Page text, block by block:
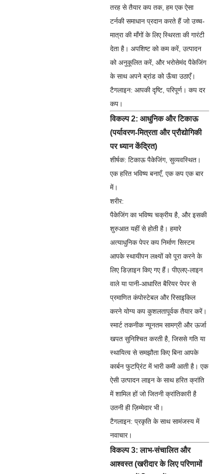
तरह से तैयार कप तक, हम एक ऐसा
टर्नकी समाधान प्रदान करते हैं जो उच्च-
मात्रा की माँगों के लिए स्थिरता की गारंटी
देता है। अपशिष्ट को कम करें, उत्पादन
को अनुकूलित करें, और भरोसेमंद पैकेजिंग
के साथ अपने ब्रांड को ऊँचा उठाएँ।
टैगलाइन: आपकी दृष्टि, परिपूर्ण। कप दर
कप।
विकल्प 2: आधुनिक और टिकाऊ
(पर्यावरण-मित्रता और प्रौद्योगिकी
पर ध्यान केंद्रित)
शीर्षक: टिकाऊ पैकेजिंग, सुव्यवस्थित।
एक हरित भविष्य बनाएँ, एक कप एक बार
में।
शरीर:
पैकेजिंग का भविष्य चक्रीय है, और इसकी
शुरुआत यहीं से होती है। हमारे
अत्याधुनिक पेपर कप निर्माण सिस्टम
आपके स्थायीपन लक्ष्यों को पूरा करने के
लिए डिज़ाइन किए गए हैं। पीएलए-लाइन
वाले या पानी-आधारित बैरियर पेपर से
प्रमाणित कंपोस्टेबल और रिसाइकिल
करने योग्य कप कुशलतापूर्वक तैयार करें।
स्मार्ट तकनीक न्यूनतम सामग्री और ऊर्जा
खपत सुनिश्चित करती है, जिससे गति या
स्थायित्व से समझौता किए बिना आपके
कार्बन फुटप्रिंट में भारी कमी आती है। एक
ऐसी उत्पादन लाइन के साथ हरित क्रांति
में शामिल हों जो जितनी क्रांतिकारी है
उतनी ही ज़िम्मेदार भी।
टैगलाइन: प्रकृति के साथ सामंजस्य में
नवाचार।
विकल्प 3: लाभ-संचालित और
आश्वस्त (खरीदार के लिए परिणामों